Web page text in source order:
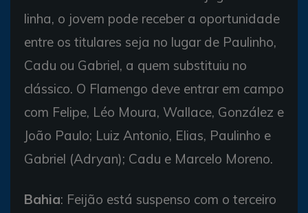
linha, o jovem pode receber a oportunidade
entre os titulares seja no lugar de Paulinho,
Cadu ou Gabriel, a quem substituiu no
clássico. O Flamengo deve entrar em campo
com Felipe, Léo Moura, Wallace, González e
João Paulo; Luiz Antonio, Elias, Paulinho e
Gabriel (Adryan); Cadu e Marcelo Moreno.
Bahia: Feijão está suspenso com o terceiro